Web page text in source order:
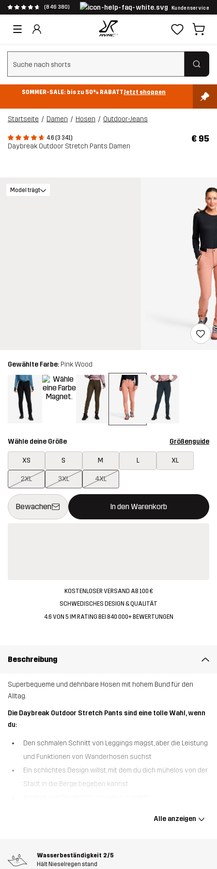
(846 380) Kundenservice
Suchfilter löschen
SOMMER-SALE: bis zu 50% RABATTJetzt shoppen
Startseite Damen Hosen Outdoor-Jeans
4.6 (3 341)
Daybreak Outdoor Stretch Pants Damen
€ 95
Model trägt
Gewählte Farbe: Pink Wood
Wähle deine Größe Größenguide
XS S M L XL
2XL 3XL 4XL
Bewachen In den Warenkorb
Dieser Button öffnet ein Fenster und legt den neuen Artikel in
{{size}} nicht verfügbar
KOSTENLOSER VERSAND AB 100 €
SCHWEDISCHES DESIGN & QUALITÄT
4.6 VON 5 IM RATING BEI 840 000+ BEWERTUNGEN
Beschreibung
Superbequeme und dehnbare Hosen mit hohem Bund für den
Alltag.
Die Daybreak Outdoor Stretch Pants sind eine tolle Wahl, wenn
du:
Den schmalen Schnitt von Leggings magst, aber die Leistung
und Funktionen von Wanderhosen suchst
Ein schlichtes Design willst, mit dem du dich mühelos von der
Stadt in die Berge begeben kannst
Die Daybreak Outdoor Stretch Pants wurden für Frauen mit einem
und haben ein schlichtes Design, das sich perfekt für den ganzen
Alle anzeigen
Wasserbeständigkeit 2/5
Hält Nieselregen stand